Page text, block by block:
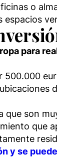
o
para
que son
y se